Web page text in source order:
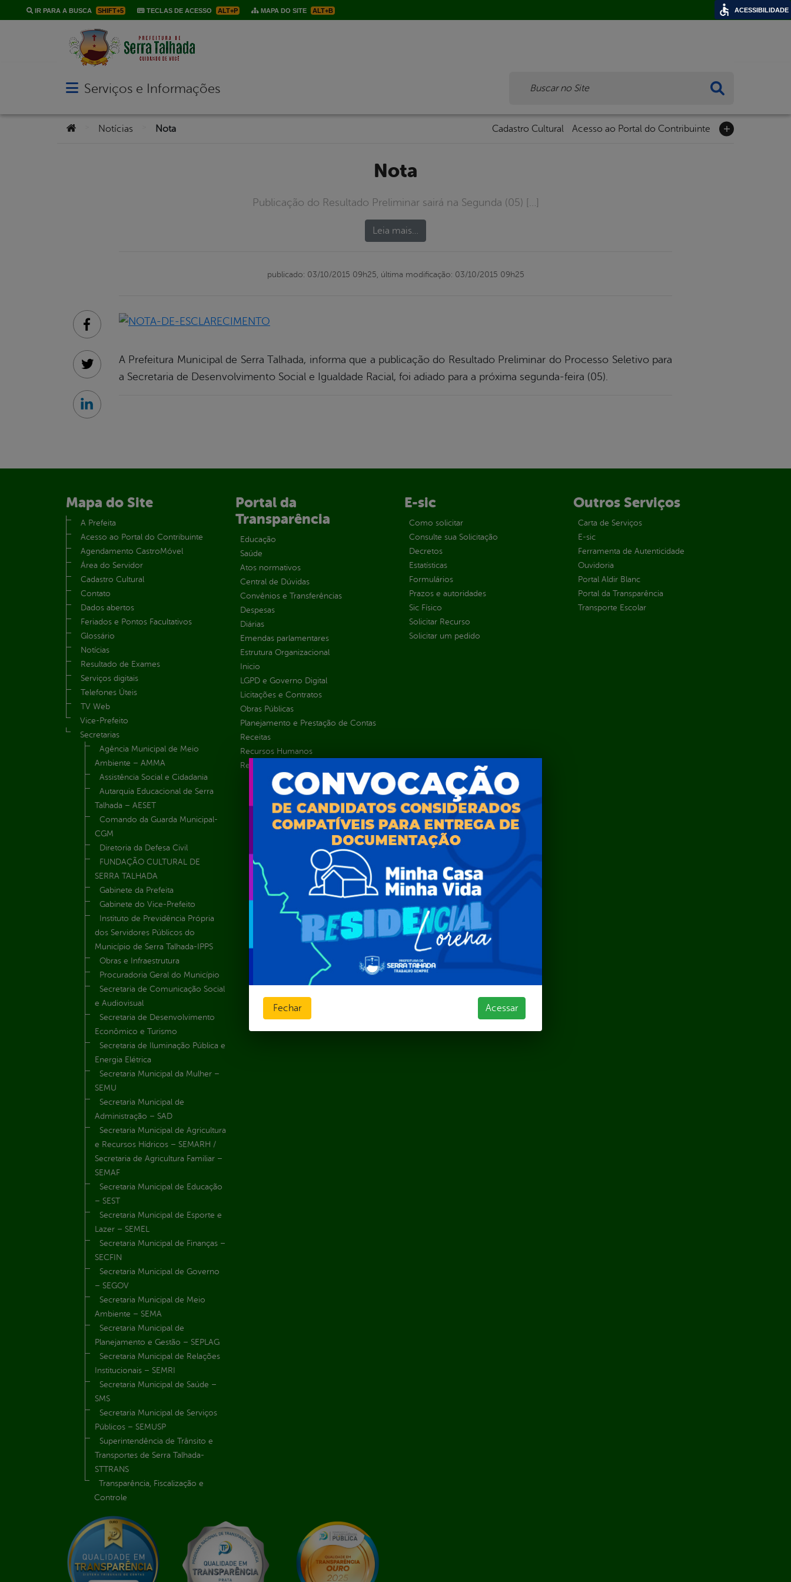
IR PARA A BUSCA SHIFT+5 TECLAS DE ACESSO ALT+P MAPA DO SITE ALT+B
Abrir menu principal de navegação
Serviços e Informações
Você está aqui:
Notícias Nota Cadastro Cultural Acesso ao Portal do Contribuinte
Nota
Publicação do Resultado Preliminar sairá na Segunda (05) […]
Leia mais…
publicado: 03/10/2015 09h25, última modificação: 03/10/2015 09h25
A Prefeitura Municipal de Serra Talhada, informa que a publicação do Resultado Preliminar do Processo Seletivo para
a Secretaria de Desenvolvimento Social e Igualdade Racial, foi adiado para a próxima segunda-feira (05).
Facebook
Twitter
Linkedin
Mapa do Site
A Prefeita
Acesso ao Portal do Contribuinte
Agendamento CastroMóvel
Área do Servidor
Cadastro Cultural
Contato
Dados abertos
Feriados e Pontos Facultativos
Glossário
Notícias
Resultado de Exames
Serviços digitais
Telefones Úteis
TV Web
Vice-Prefeito
Secretarias
Agência Municipal de Meio
Ambiente – AMMA
Assistência Social e Cidadania
Autarquia Educacional de Serra
Talhada – AESET
Comando da Guarda Municipal-
CGM
Diretoria da Defesa Civil
FUNDAÇÃO CULTURAL DE
SERRA TALHADA
Gabinete da Prefeita
Gabinete do Vice-Prefeito
Instituto de Previdência Própria
dos Servidores Públicos do
Município de Serra Talhada-IPPS
Obras e Infraestrutura
Procuradoria Geral do Município
Secretaria de Comunicação Social
e Audiovisual
Secretaria de Desenvolvimento
Econômico e Turismo
Secretaria de Iluminação Pública e
Energia Elétrica
Secretaria Municipal da Mulher –
SEMU
Secretaria Municipal de
Administração – SAD
Secretaria Municipal de Agricultura
e Recursos Hídricos – SEMARH /
Secretaria de Agricultura Familiar –
SEMAF
Secretaria Municipal de Educação
– SEST
Secretaria Municipal de Esporte e
Lazer – SEMEL
Secretaria Municipal de Finanças –
SECFIN
Secretaria Municipal de Governo
– SEGOV
Secretaria Municipal de Meio
Ambiente – SEMA
Secretaria Municipal de
Planejamento e Gestão – SEPLAG
Secretaria Municipal de Relações
Institucionais – SEMRI
Secretaria Municipal de Saúde –
SMS
Secretaria Municipal de Serviços
Públicos – SEMUSP
Superintendência de Trânsito e
Transportes de Serra Talhada-
STTRANS
Transparência, Fiscalização e
Controle
Portal da
Transparência
Educação
Saúde
Atos normativos
Central de Dúvidas
Convênios e Transferências
Despesas
Diárias
Emendas parlamentares
Estrutura Organizacional
Inicio
LGPD e Governo Digital
Licitações e Contratos
Obras Públicas
Planejamento e Prestação de Contas
Receitas
Recursos Humanos
Renúncias de Receitas
E-sic
Como solicitar
Consulte sua Solicitação
Decretos
Estatísticas
Formulários
Prazos e autoridades
Sic Físico
Solicitar Recurso
Solicitar um pedido
Outros Serviços
Carta de Serviços
E-sic
Ferramenta de Autenticidade
Ouvidoria
Portal Aldir Blanc
Portal da Transparência
Transporte Escolar
Fechar Acessar
ACESSIBILIDADE